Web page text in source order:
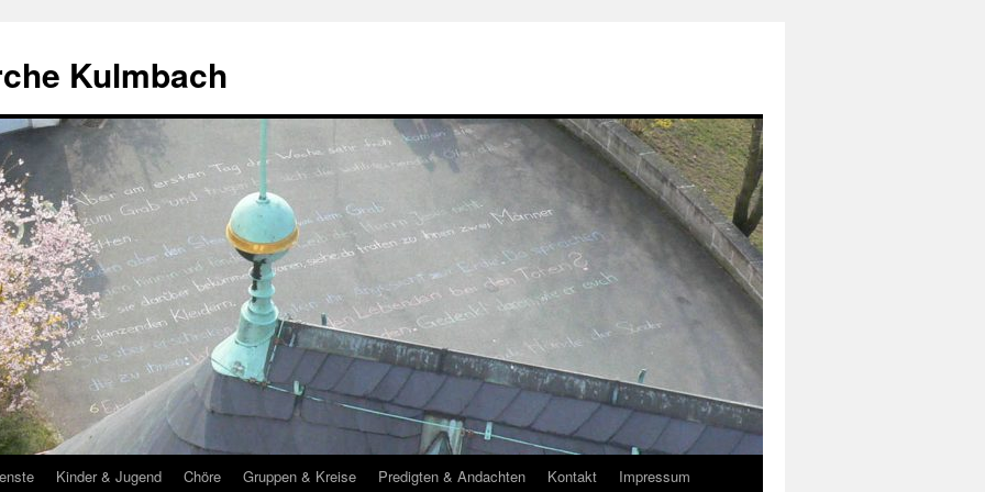
Kulmbach
Kinder & Jugend Chöre Gruppen & Kreise Predigten & Andachten Kontakt
Impressum